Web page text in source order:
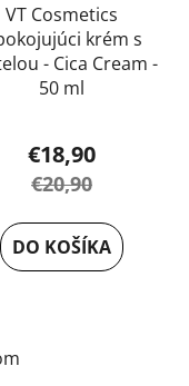
VT Cosmetics
krém s
- Cica Cream -
50 ml
€18,90
€20,90
DO KOŠÍKA